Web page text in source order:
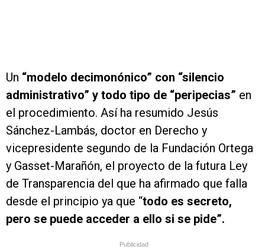
Un “modelo decimonónico” con “silencio
administrativo” y todo tipo de “peripecias” en
el procedimiento. Así ha resumido Jesús
Sánchez-Lambás, doctor en Derecho y
vicepresidente segundo de la Fundación Ortega
y Gasset-Marañón, el proyecto de la futura Ley
de Transparencia del que ha afirmado que falla
desde el principio ya que “todo es secreto,
pero se puede acceder a ello si se pide”.
Publicidad